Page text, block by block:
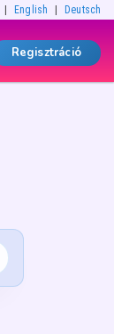
English Deutsch
Regisztráció